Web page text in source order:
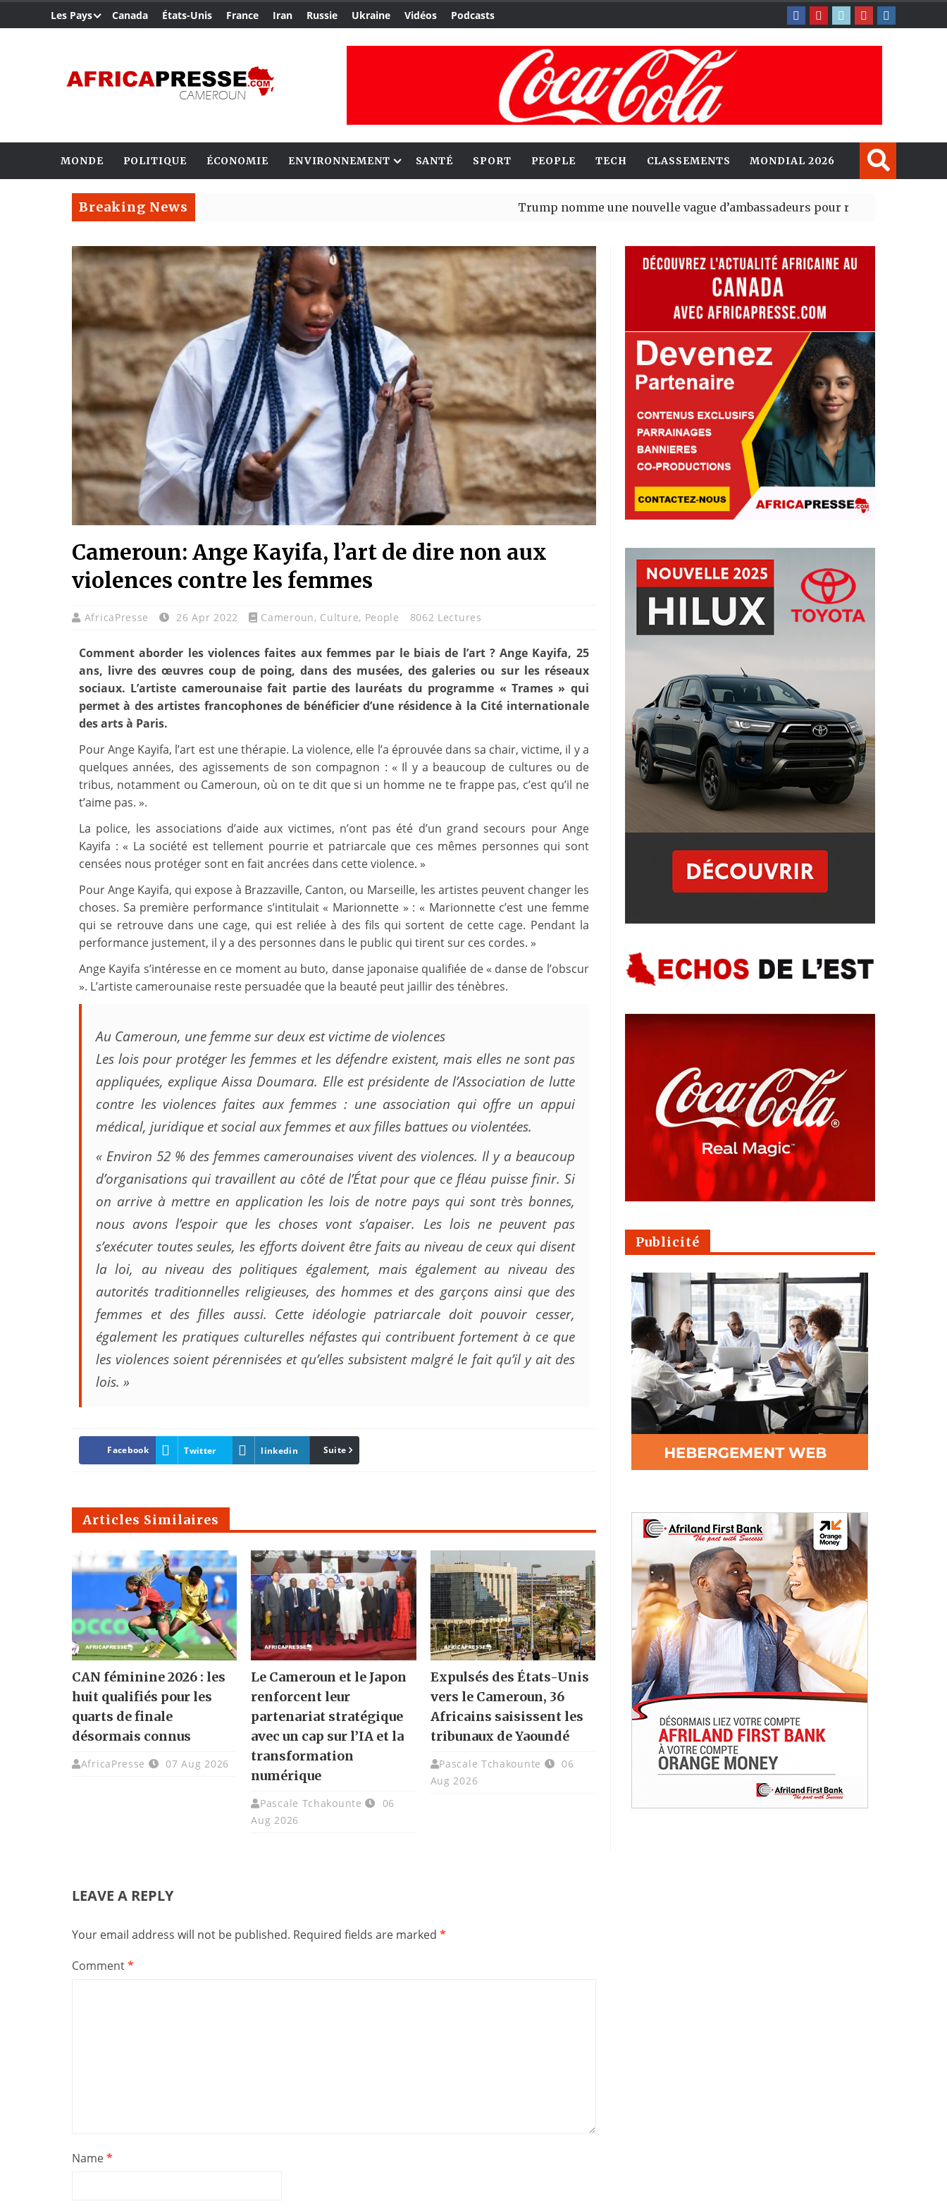
Les Pays Canada États-Unis France Iran Russie Ukraine Vidéos Podcasts
MONDE POLITIQUE ÉCONOMIE ENVIRONNEMENT SANTÉ SPORT PEOPLE TECH CLASSEMENTS MONDIAL 2026
Breaking News Trump nomme une nouvelle vague d’ambassadeurs pour renforcer la présence
Cameroun: Ange Kayifa, l’art de dire non aux
violences contre les femmes
AfricaPresse 26 Apr 2022 Cameroun, Culture, People 8062 Lectures
Comment aborder les violences faites aux femmes par le biais de l’art ? Ange Kayifa, 25
ans, livre des œuvres coup de poing, dans des musées, des galeries ou sur les réseaux
sociaux. L’artiste camerounaise fait partie des lauréats du programme « Trames » qui
permet à des artistes francophones de bénéficier d’une résidence à la Cité internationale
des arts à Paris.
Pour Ange Kayifa, l’art est une thérapie. La violence, elle l’a éprouvée dans sa chair, victime, il y a
quelques années, des agissements de son compagnon : « Il y a beaucoup de cultures ou de
tribus, notamment ou Cameroun, où on te dit que si un homme ne te frappe pas, c’est qu’il ne
t’aime pas. ».
La police, les associations d’aide aux victimes, n’ont pas été d’un grand secours pour Ange
Kayifa : « La société est tellement pourrie et patriarcale que ces mêmes personnes qui sont
censées nous protéger sont en fait ancrées dans cette violence. »
Pour Ange Kayifa, qui expose à Brazzaville, Canton, ou Marseille, les artistes peuvent changer les
choses. Sa première performance s’intitulait « Marionnette » : « Marionnette c’est une femme
qui se retrouve dans une cage, qui est reliée à des fils qui sortent de cette cage. Pendant la
performance justement, il y a des personnes dans le public qui tirent sur ces cordes. »
Ange Kayifa s’intéresse en ce moment au buto, danse japonaise qualifiée de « danse de l’obscur
». L’artiste camerounaise reste persuadée que la beauté peut jaillir des ténèbres.
Au Cameroun, une femme sur deux est victime de violences
Les lois pour protéger les femmes et les défendre existent, mais elles ne sont pas
appliquées, explique Aissa Doumara. Elle est présidente de l’Association de lutte
contre les violences faites aux femmes : une association qui offre un appui
médical, juridique et social aux femmes et aux filles battues ou violentées.
« Environ 52 % des femmes camerounaises vivent des violences. Il y a beaucoup
d’organisations qui travaillent au côté de l’État pour que ce fléau puisse finir. Si
on arrive à mettre en application les lois de notre pays qui sont très bonnes,
nous avons l’espoir que les choses vont s’apaiser. Les lois ne peuvent pas
s’exécuter toutes seules, les efforts doivent être faits au niveau de ceux qui disent
la loi, au niveau des politiques également, mais également au niveau des
autorités traditionnelles religieuses, des hommes et des garçons ainsi que des
femmes et des filles aussi. Cette idéologie patriarcale doit pouvoir cesser,
également les pratiques culturelles néfastes qui contribuent fortement à ce que
les violences soient pérennisées et qu’elles subsistent malgré le fait qu’il y ait des
lois. »
Facebook Twitter linkedin Pinterest
Suite
Articles Similaires
CAN féminine 2026 : les
huit qualifiés pour les
quarts de finale
désormais connus
AfricaPresse 07 Aug 2026
Le Cameroun et le Japon
renforcent leur
partenariat stratégique
avec un cap sur l’IA et la
transformation
numérique
Pascale Tchakounte
06
Aug 2026
Expulsés des États-Unis
vers le Cameroun, 36
Africains saisissent les
tribunaux de Yaoundé
Pascale Tchakounte
06
Aug 2026
LEAVE A REPLY
Your email address will not be published. Required fields are marked *
Comment*
Name*
Publicité